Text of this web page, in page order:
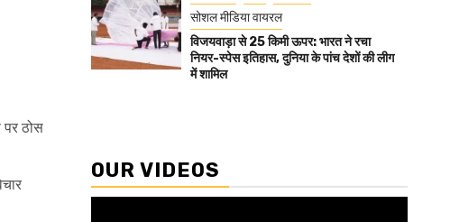
ठोस
सोशल मीडिया वायरल
विजयवाड़ा से 25 किमी ऊपर: भारत ने रचा
नियर-स्पेस इतिहास, दुनिया के पांच देशों की लीग
में शामिल
OUR VIDEOS